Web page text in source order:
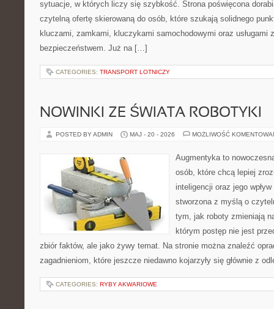
sytuacje, w których liczy się szybkość. Strona poświęcona
czytelną ofertę skierowaną do osób, które szukają solidnego
kluczami, zamkami, kluczykami samochodowymi oraz usługami
bezpieczeństwem. Już na […]
CATEGORIES: TRANSPORT LOTNICZY
NOWINKI ZE ŚWIATA ROBOTYKI
POSTED BY ADMIN MAJ - 20 - 2026 MOŻLIWOŚĆ
Augmentyka to
osób, które chcą lepiej
inteligencji oraz jego
stworzona z myślą o
tym, jak roboty zmieniają
którym postęp nie jest
zbiór faktów, ale jako żywy temat. Na stronie można znaleźć
zagadnieniom, które jeszcze niedawno kojarzyły się głównie z
CATEGORIES: RYBY AKWARIOWE